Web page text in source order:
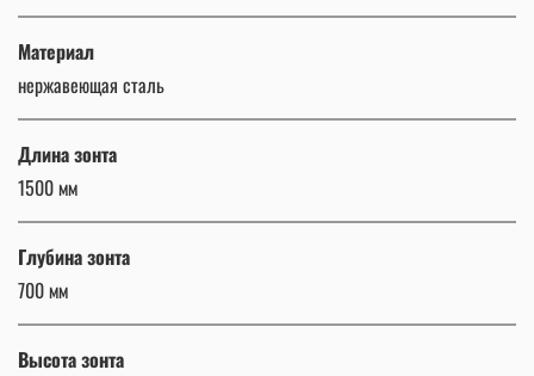
Материал
нержавеющая сталь
Длина зонта
1500 мм
Глубина зонта
700 мм
Высота зонта